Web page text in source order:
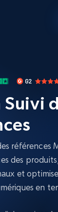
références
des
et
en